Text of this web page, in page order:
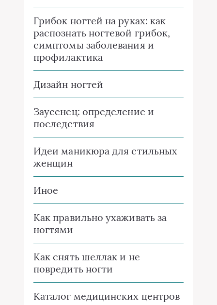
Грибок ногтей на руках: как
распознать ногтевой грибок,
симптомы заболевания и
профилактика
Дизайн ногтей
Заусенец: определение и
последствия
Идеи маникюра для стильных
женщин
Иное
Как правильно ухаживать за
ногтями
Как снять шеллак и не
повредить ногти
Каталог медицинских центров